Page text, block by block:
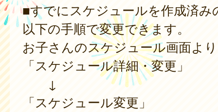
■すでにスケジュールを作成済み
以下の手順で変更できます。
お子さんのスケジュール画面より
「スケジュール詳細・変更」
↓
「スケジュール変更」